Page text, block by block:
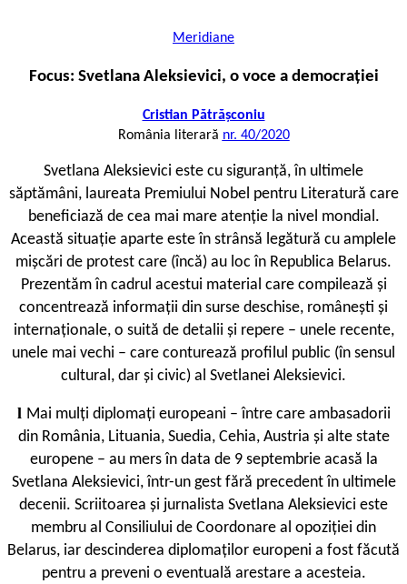
Meridiane
Focus: Svetlana Aleksievici, o voce a democrației
Cristian Pătrășconiu
România literară nr. 40/2020
Svetlana Aleksievici este cu siguranță, în ultimele
săptămâni, laureata Premiului Nobel pentru Literatură care
beneficiază de cea mai mare atenție la nivel mondial.
Această situație aparte este în strânsă legătură cu amplele
mișcări de protest care (încă) au loc în Republica Belarus.
Prezentăm în cadrul acestui material care compilează și
concentrează informații din surse deschise, românești și
internaționale, o suită de detalii și repere – unele recente,
unele mai vechi – care conturează profilul public (în sensul
cultural, dar și civic) al Svetlanei Aleksievici.
l Mai mulți diplomați europeani – între care ambasadorii
din România, Lituania, Suedia, Cehia, Austria și alte state
europene – au mers în data de 9 septembrie acasă la
Svetlana Aleksievici, într-un gest fără precedent în ultimele
decenii. Scriitoarea și jurnalista Svetlana Aleksievici este
membru al Consiliului de Coordonare al opoziției din
Belarus, iar descinderea diplomaților europeni a fost făcută
pentru a preveni o eventuală arestare a acesteia.